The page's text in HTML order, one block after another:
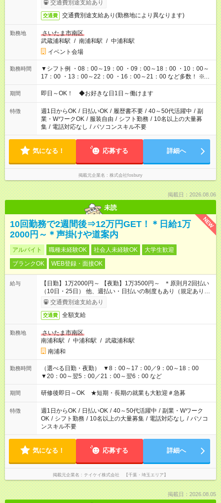
交通費別途支給あり
交通費 交通費別途支給あり(勤務地により異なります)
勤務地
さいたま市南区
武蔵浦和駅 / 南浦和駅 / 中浦和駅
イベント会場
勤務時間
▼シフト例 ・08：00～19：00 ・09：00～18：00 ・10：00～
17：00 ・13：00～22：00 ・16：00～21：00 など多数！ ※お
仕事により勤務時間が異なります
期間 即日～OK！ ◆お好きな日1日～働けます
特徴 週1日からOK / 日払いOK / 履歴書不要 / 40～50代活躍中 / 副
業・WワークOK / 服装自由 / シフト勤務 / 10名以上の大量募
集 / 電話対応なし / パソコンスキル不要
気になる！ 応募する 詳細へ
掲載元企業名 株式会社fosbury
掲載日：2026.08.06
未読
NEW
10回勤務で2週間後⇒12万円GET！＊日給1万
2000円～＊声掛けや道案内
アルバイト 職種未経験OK 社会人未経験OK
大学生歓迎
ブランクOK
WEB登録・面接OK
給与
【日勤】1万2000円～ 【夜勤】1万3500円～ ＊原則月2回払い
（10日・25日） 他、週払い・日払いの制度もあり（規定あり）
＃日収1万円以上
交通費別途支給あり
交通費 全額支給
勤務地
さいたま市南区
南浦和駅 / 中浦和駅 / 武蔵浦和駅
南浦和
勤務時間
（選べる日勤・夜勤） ▼8：00～17：00／9：00～18：00
▼20：00～翌5：00／21：00～翌6：00 など
期間 研修後即日～OK ★短期・長期の就業も大歓迎＃急募
特徴 週1日からOK / 日払いOK / 40～50代活躍中 / 副業・Wワーク
OK / シフト勤務 / 10名以上の大量募集 / 電話対応なし / パソコ
ンスキル不要
気になる！ 応募する 詳細へ
掲載元企業名 テイケイ株式会社 【千葉・埼玉エリア】
掲載日：2026.08.05